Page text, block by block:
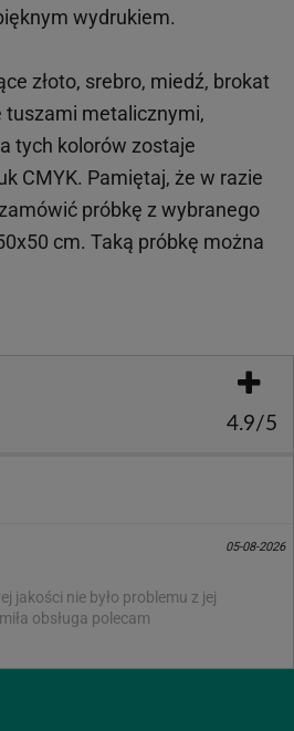
wydrukiem.
złoto, srebro, miedź, brokat
tuszami metalicznymi,
tych kolorów zostaje
CMYK. Pamiętaj, że w razie
próbkę z wybranego
cm. Taką próbkę można
4.9/5
05-08-2026
jakości nie było problemu z jej
obsługa polecam